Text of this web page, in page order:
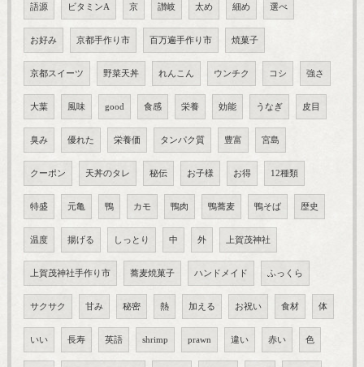
語源 ビタミンA 京 讃岐 太め 細め 選べ
お好み 京都手作り市 百万遍手作り市 焼菓子
京都スイーツ 野菜天丼 れんこん ウンチク コシ 強さ
大葉 風味 good 食感 栄養 効能 うなぎ 皮目
臭み 優れた 栄養価 タンパク質 豊富 宮島
クーポン 天丼のタレ 秘伝 お子様 お得 12種類
特盛 元亀 鴨 カモ 鴨肉 鴨蕎麦 鴨そば 歴史
温度 揚げる しっとり 中 外 上賀茂神社
上賀茂神社手作り市 蕎麦焼菓子 ハンドメイド ふっくら
サクサク 甘み 秘密 熱 加える お祝い 食材 体
いい 長寿 英語 shrimp prawn 違い 赤い 色